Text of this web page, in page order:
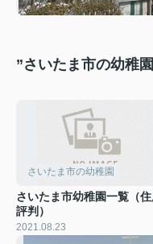
”さいたま市の幼稚
さいたま市の幼稚園
さいたま市幼稚園一覧（住
評判）
2021.08.23